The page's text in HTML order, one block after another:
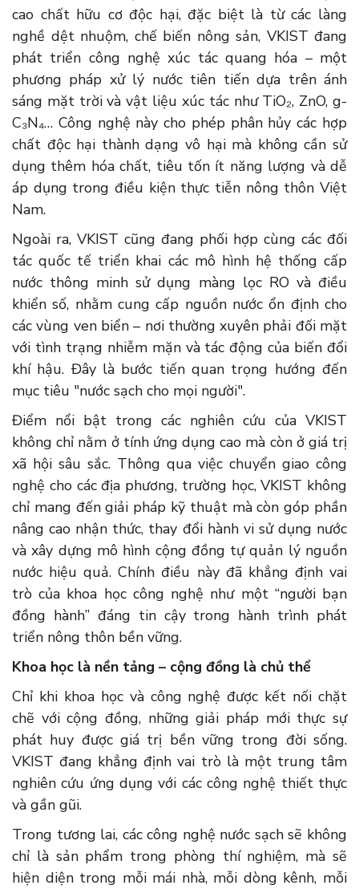
cao chất hữu cơ độc hại, đặc biệt là từ các làng
nghề dệt nhuộm, chế biến nông sản, VKIST đang
phát triển công nghệ xúc tác quang hóa – một
phương pháp xử lý nước tiên tiến dựa trên ánh
sáng mặt trời và vật liệu xúc tác như TiO₂, ZnO, g-
C₃N₄… Công nghệ này cho phép phân hủy các hợp
chất độc hại thành dạng vô hại mà không cần sử
dụng thêm hóa chất, tiêu tốn ít năng lượng và dễ
áp dụng trong điều kiện thực tiễn nông thôn Việt
Nam.
Ngoài ra, VKIST cũng đang phối hợp cùng các đối
tác quốc tế triển khai các mô hình hệ thống cấp
nước thông minh sử dụng màng lọc RO và điều
khiển số, nhằm cung cấp nguồn nước ổn định cho
các vùng ven biển – nơi thường xuyên phải đối mặt
với tình trạng nhiễm mặn và tác động của biến đổi
khí hậu. Đây là bước tiến quan trọng hướng đến
mục tiêu "nước sạch cho mọi người".
Điểm nổi bật trong các nghiên cứu của VKIST
không chỉ nằm ở tính ứng dụng cao mà còn ở giá trị
xã hội sâu sắc. Thông qua việc chuyển giao công
nghệ cho các địa phương, trường học, VKIST không
chỉ mang đến giải pháp kỹ thuật mà còn góp phần
nâng cao nhận thức, thay đổi hành vi sử dụng nước
và xây dựng mô hình cộng đồng tự quản lý nguồn
nước hiệu quả. Chính điều này đã khẳng định vai
trò của khoa học công nghệ như một “người bạn
đồng hành” đáng tin cậy trong hành trình phát
triển nông thôn bền vững.
Khoa học là nền tảng – cộng đồng là chủ thể
Chỉ khi khoa học và công nghệ được kết nối chặt
chẽ với cộng đồng, những giải pháp mới thực sự
phát huy được giá trị bền vững trong đời sống.
VKIST đang khẳng định vai trò là một trung tâm
nghiên cứu ứng dụng với các công nghệ thiết thực
và gần gũi.
Trong tương lai, các công nghệ nước sạch sẽ không
chỉ là sản phẩm trong phòng thí nghiệm, mà sẽ
hiện diện trong mỗi mái nhà, mỗi dòng kênh, mỗi